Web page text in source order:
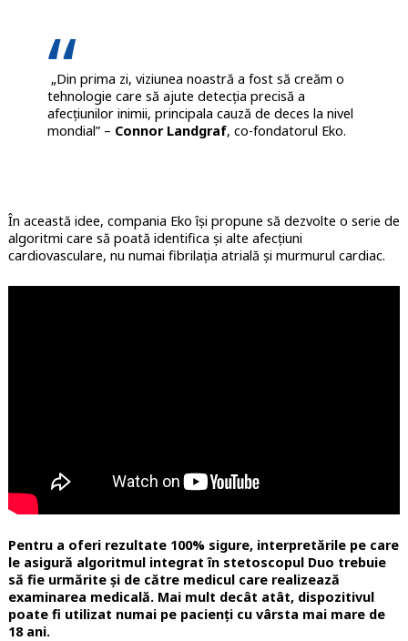
„Din prima zi, viziunea noastră a fost să creăm o
tehnologie care să ajute detecția precisă a
afecțiunilor inimii, principala cauză de deces la nivel
mondial” – Connor Landgraf, co-fondatorul Eko.
În această idee, compania Eko își propune să dezvolte o serie de
algoritmi care să poată identifica și alte afecțiuni
cardiovasculare, nu numai fibrilația atrială și murmurul cardiac.
Pentru a oferi rezultate 100% sigure, interpretările pe care
le asigură algoritmul integrat în stetoscopul Duo trebuie
să fie urmărite și de către medicul care realizează
examinarea medicală. Mai mult decât atât, dispozitivul
poate fi utilizat numai pe pacienți cu vârsta mai mare de
18 ani.